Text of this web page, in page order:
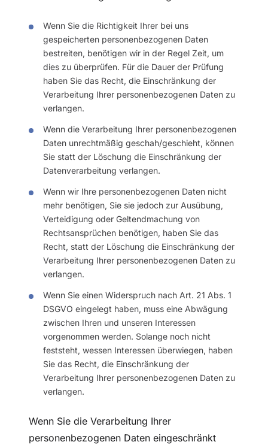
Wenn Sie die Richtigkeit Ihrer bei uns
gespeicherten personenbezogenen Daten
bestreiten, benötigen wir in der Regel Zeit, um
dies zu überprüfen. Für die Dauer der Prüfung
haben Sie das Recht, die Einschränkung der
Verarbeitung Ihrer personenbezogenen Daten zu
verlangen.
Wenn die Verarbeitung Ihrer personenbezogenen
Daten unrechtmäßig geschah/geschieht, können
Sie statt der Löschung die Einschränkung der
Datenverarbeitung verlangen.
Wenn wir Ihre personenbezogenen Daten nicht
mehr benötigen, Sie sie jedoch zur Ausübung,
Verteidigung oder Geltendmachung von
Rechtsansprüchen benötigen, haben Sie das
Recht, statt der Löschung die Einschränkung der
Verarbeitung Ihrer personenbezogenen Daten zu
verlangen.
Wenn Sie einen Widerspruch nach Art. 21 Abs. 1
DSGVO eingelegt haben, muss eine Abwägung
zwischen Ihren und unseren Interessen
vorgenommen werden. Solange noch nicht
feststeht, wessen Interessen überwiegen, haben
Sie das Recht, die Einschränkung der
Verarbeitung Ihrer personenbezogenen Daten zu
verlangen.
Wenn Sie die Verarbeitung Ihrer
personenbezogenen Daten eingeschränkt